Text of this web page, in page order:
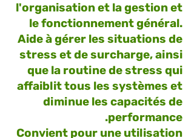
l'organisation et la gestion et
le fonctionnement général.
Aide à gérer les situations de
stress et de surcharge, ainsi
que la routine de stress qui
affaiblit tous les systèmes et
diminue les capacités de
performance.
Convient pour une utilisation